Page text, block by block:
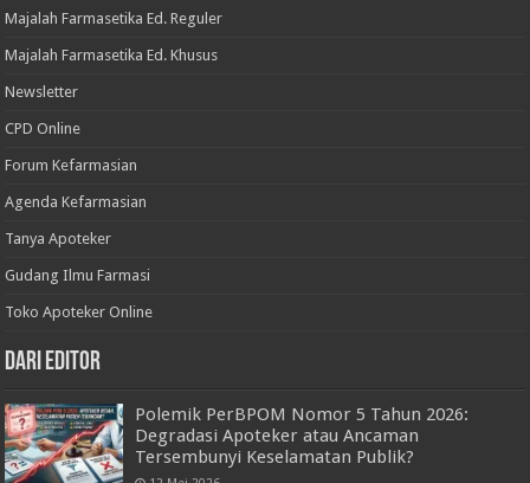
Majalah Farmasetika Ed. Reguler
Majalah Farmasetika Ed. Khusus
Newsletter
CPD Online
Forum Kefarmasian
Agenda Kefarmasian
Tanya Apoteker
Gudang Ilmu Farmasi
Toko Apoteker Online
Dari Editor
Polemik PerBPOM Nomor 5 Tahun 2026:
Degradasi Apoteker atau Ancaman
Tersembunyi Keselamatan Publik?